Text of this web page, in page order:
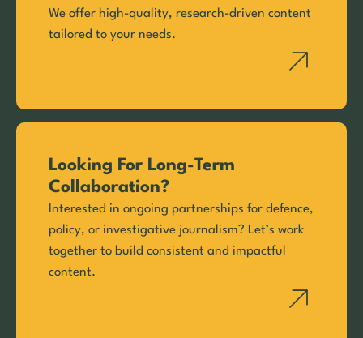
We offer high-quality, research-driven content
tailored to your needs.
Looking For Long-Term
Collaboration?
Interested in ongoing partnerships for defence,
policy, or investigative journalism? Let’s work
together to build consistent and impactful
content.